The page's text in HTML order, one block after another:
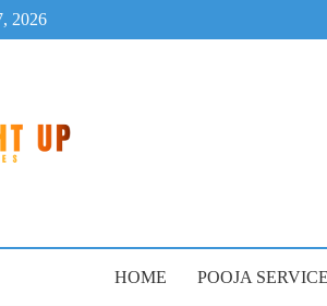
2026
HOME POOJA